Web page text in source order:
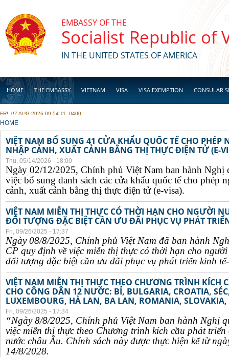
EMBASSY OF THE
Socialist Republic of
IN THE UNITED STATES OF AMERICA
HOME THE EMBASSY VIETNAM VISA VISA EXEMPTION CONSULAR
BUSINESS
FRI, 07 AUG 2026 09:54:11 -0400
YOU ARE HERE
HOME
VIỆT NAM BỔ SUNG 41 CỬA KHẨU QUỐC TẾ CHO
NHẬP CẢNH, XUẤT CẢNH BẰNG THỊ THỰC ĐIỆN TỬ (E-
Thu, 05/14/2026 - 18:00
Ngày 02/12/2025, Chính phủ Việt Nam ban hành Nghị
việc bổ sung danh sách các cửa khẩu quốc tế cho phép
cảnh, xuất cảnh bằng thị thực điện tử (e-visa).
VIỆT NAM MIỄN THỊ THỰC CÓ THỜI HẠN CHO NGƯỜI
ĐỐI TƯỢNG ĐẶC BIỆT CẦN ƯU ĐÃI PHỤC VỤ PHÁT
Fri, 09/26/2025 - 17:37
Ngày 08/8/2025, Chính phủ Việt Nam đã ban hành
CP quy định về việc miễn thị thực có thời hạn cho
đối tượng đặc biệt cần ưu đãi phục vụ phát triển kinh
VIỆT NAM MIỄN THỊ THỰC THEO CHƯƠNG TRÌNH KÍCH
CHO CÔNG DÂN 12 NƯỚC: BỈ, BULGARIA, CROATIA,
LUXEMBOURG, HÀ LAN, BA LAN, ROMANIA, SLOVAKIA,
Fri, 09/26/2025 - 17:34
“Ngày 8/8/2025, Chính phủ Việt Nam ban hành Nghị
việc miễn thị thực theo Chương trình kích cầu phát
nước châu Âu. Chính sách này được thực hiện kể từ
14/8/2028.